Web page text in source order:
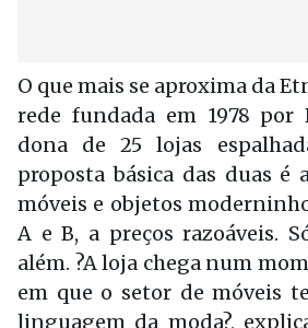
O que mais se aproxima da
rede fundada em 1978 por
dona de 25 lojas
proposta básica das duas é
móveis e objetos
A e B, a preços razoáveis.
além. ?A loja chega num
em que o setor de móveis
linguagem da moda?,